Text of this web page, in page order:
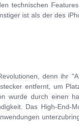
technischen
ist als der des
denn ihr
entfernt, um
wurde durch einen
Das High-End-